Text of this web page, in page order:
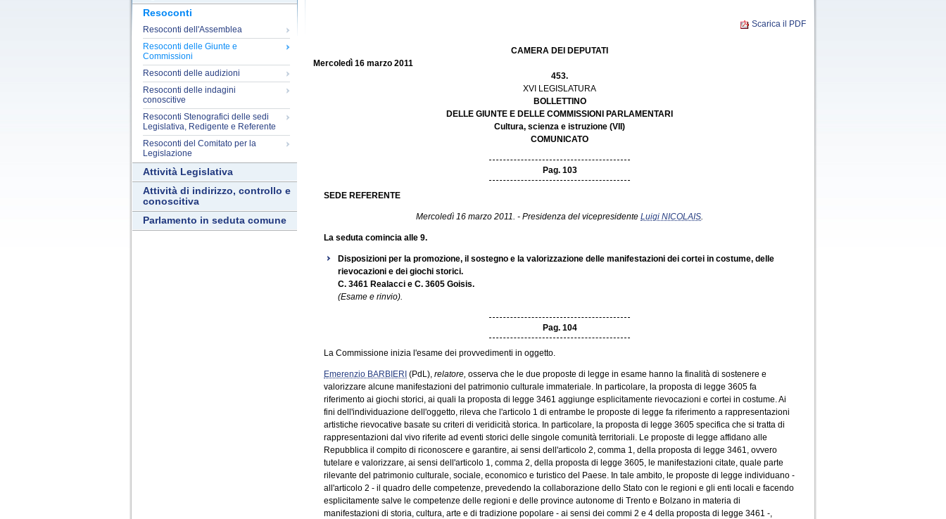
Resoconti
Resoconti dell'Assemblea
Resoconti delle Giunte e
Commissioni
Resoconti delle audizioni
Resoconti delle indagini
conoscitive
Resoconti Stenografici delle sedi
Legislativa, Redigente e Referente
Resoconti del Comitato per la
Legislazione
Attività Legislativa
Attività di indirizzo, controllo e
conoscitiva
Parlamento in seduta comune
Scarica il PDF
CAMERA DEI DEPUTATI
Mercoledì 16 marzo 2011
453.
XVI LEGISLATURA
BOLLETTINO
DELLE GIUNTE E DELLE COMMISSIONI PARLAMENTARI
Cultura, scienza e istruzione (VII)
COMUNICATO
Pag. 103
SEDE REFERENTE
Mercoledì 16 marzo 2011. - Presidenza del vicepresidente Luigi NICOLAIS.
La seduta comincia alle 9.
Disposizioni per la promozione, il sostegno e la valorizzazione delle manifestazioni dei cortei in costume, delle
rievocazioni e dei giochi storici.
C. 3461 Realacci e C. 3605 Goisis.
(Esame e rinvio).
Pag. 104
La Commissione inizia l'esame dei provvedimenti in oggetto.
Emerenzio BARBIERI (PdL), relatore, osserva che le due proposte di legge in esame hanno la finalità di sostenere e
valorizzare alcune manifestazioni del patrimonio culturale immateriale. In particolare, la proposta di legge 3605 fa
riferimento ai giochi storici, ai quali la proposta di legge 3461 aggiunge esplicitamente rievocazioni e cortei in costume. Ai
fini dell'individuazione dell'oggetto, rileva che l'articolo 1 di entrambe le proposte di legge fa riferimento a rappresentazioni
artistiche rievocative basate su criteri di veridicità storica. In particolare, la proposta di legge 3605 specifica che si tratta di
rappresentazioni dal vivo riferite ad eventi storici delle singole comunità territoriali. Le proposte di legge affidano alle
Repubblica il compito di riconoscere e garantire, ai sensi dell'articolo 2, comma 1, della proposta di legge 3461, ovvero
tutelare e valorizzare, ai sensi dell'articolo 1, comma 2, della proposta di legge 3605, le manifestazioni citate, quale parte
rilevante del patrimonio culturale, sociale, economico e turistico del Paese. In tale ambito, le proposte di legge individuano -
all'articolo 2 - il quadro delle competenze, prevedendo la collaborazione dello Stato con le regioni e gli enti locali e facendo
esplicitamente salve le competenze delle regioni e delle province autonome di Trento e Bolzano in materia di
manifestazioni di storia, cultura, arte e di tradizione popolare - ai sensi dei commi 2 e 4 della proposta di legge 3461 -,